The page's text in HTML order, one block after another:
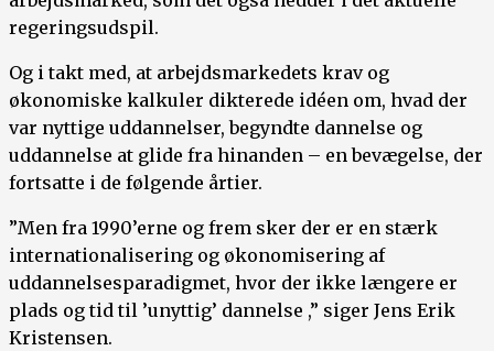
regeringsudspil.
Og i takt med, at arbejdsmarkedets krav og
økonomiske kalkuler dikterede idéen om, hvad der
var nyttige uddannelser, begyndte dannelse og
uddannelse at glide fra hinanden – en bevægelse, der
fortsatte i de følgende årtier.
”Men fra 1990’erne og frem sker der er en stærk
internationalisering og økonomisering af
uddannelsesparadigmet, hvor der ikke længere er
plads og tid til ’unyttig’ dannelse ,” siger Jens Erik
Kristensen.